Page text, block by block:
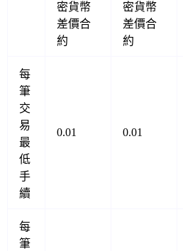
密貨幣
差價合
約
密貨幣
差價合
約
每
筆
交
易
最
低
手
續
0.01 0.01
每
筆